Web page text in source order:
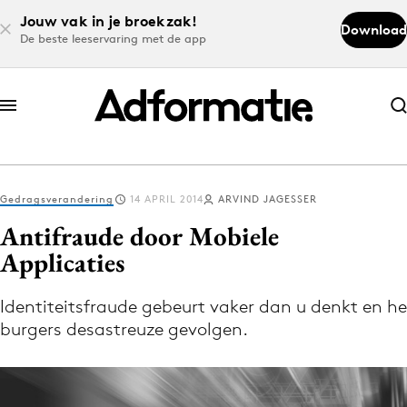
Jouw vak in je broekzak!
De beste leeservaring met de app
Download
Abonneer nu
Abonneer nu
Log in
Volg het laatste nieuws via de Adformatie
Nieuws app
Gedragsverandering 14 APRIL 2014 ARVIND JAGESSER
Antifraude door Mobiele
Applicaties
Identiteitsfraude gebeurt vaker dan u denkt en
burgers desastreuze gevolgen.